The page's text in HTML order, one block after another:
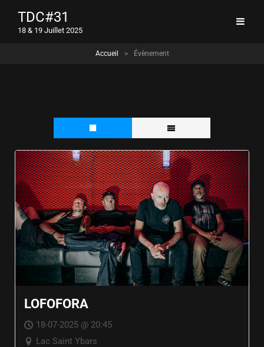
TDC#31
18 & 19 Juillet 2025
Accueil > Évènement
LOFOFORA
18-07-2025 @ 20:45
Lac Saint Ybars